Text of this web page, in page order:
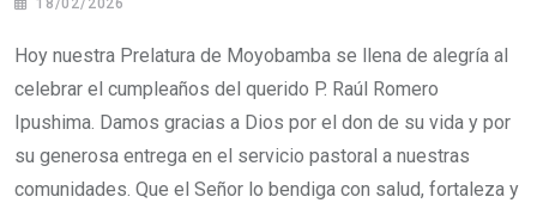
18/02/2026
Hoy nuestra Prelatura de Moyobamba se llena de alegría al
celebrar el cumpleaños del querido P. Raúl Romero
Ipushima. Damos gracias a Dios por el don de su vida y por
su generosa entrega en el servicio pastoral a nuestras
comunidades. Que el Señor lo bendiga con salud, fortaleza y